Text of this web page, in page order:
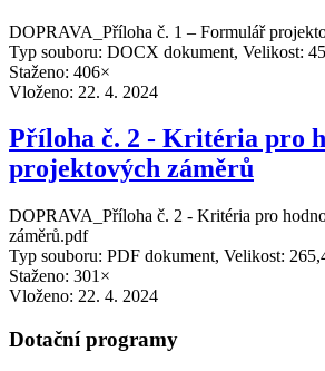
DOPRAVA_Příloha č. 1 – Formulář
Typ souboru: DOCX dokument, Velikost:
Staženo: 406×
Vloženo: 22. 4. 2024
Příloha č. 2 - Kritéria pro
projektových záměrů
DOPRAVA_Příloha č. 2 - Kritéria pro
záměrů.pdf
Typ souboru: PDF dokument, Velikost:
Staženo: 301×
Vloženo: 22. 4. 2024
Dotační programy